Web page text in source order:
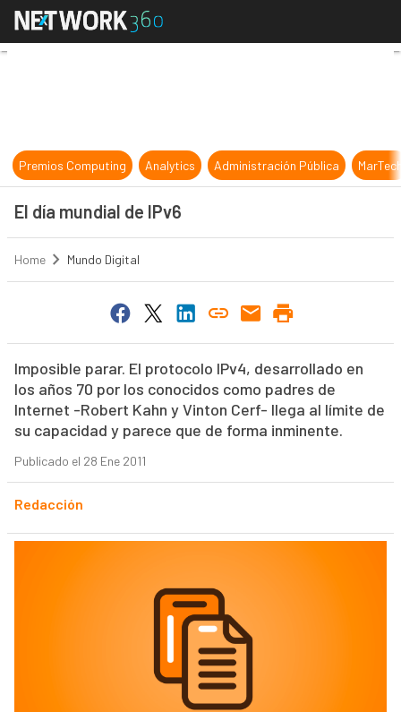
El día mundial de IPv6
Premios Computing Analytics Administración Pública
El día mundial de IPv6
Home Mundo Digital
Imposible parar. El protocolo IPv4, desarrollado en
los años 70 por los conocidos como padres de
Internet -Robert Kahn y Vinton Cerf- llega al límite de
su capacidad y parece que de forma inminente.
Publicado el 28 Ene 2011
Redacción